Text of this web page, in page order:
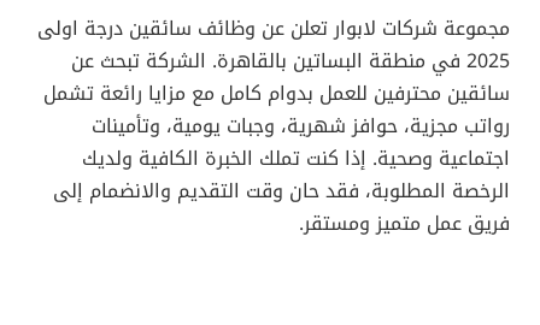
مجموعة شركات لابوار تعلن عن وظائف سائقين درجة اولى
2025 في منطقة البساتين بالقاهرة. الشركة تبحث عن
سائقين محترفين للعمل بدوام كامل مع مزايا رائعة تشمل
رواتب مجزية، حوافز شهرية، وجبات يومية، وتأمينات
اجتماعية وصحية. إذا كنت تملك الخبرة الكافية ولديك
الرخصة المطلوبة، فقد حان وقت التقديم والانضمام إلى
فريق عمل متميز ومستقر.